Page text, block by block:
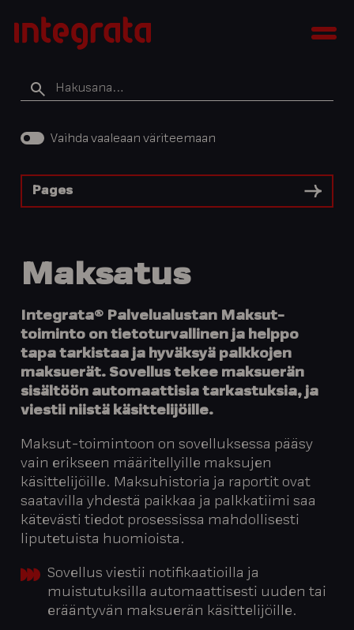
sisältöön
Integratan
tietopankki
Hakusana
Vaihda vaaleaan väriteemaan
Pages
Maksatus
Integrata® Palvelualustan Maksut-
toiminto on tietoturvallinen ja helppo
tapa tarkistaa ja hyväksyä palkkojen
maksuerät. Sovellus tekee maksuerän
sisältöön automaattisia tarkastuksia, ja
viestii niistä käsittelijöille.
Maksut-toimintoon on sovelluksessa pääsy
vain erikseen määritellyille maksujen
käsittelijöille. Maksuhistoria ja raportit ovat
saatavilla yhdestä paikkaa ja palkkatiimi saa
kätevästi tiedot prosessissa mahdollisesti
liputetuista huomioista.
Sovellus viestii notifikaatioilla ja
muistutuksilla automaattisesti uuden tai
erääntyvän maksuerän käsittelijöille.